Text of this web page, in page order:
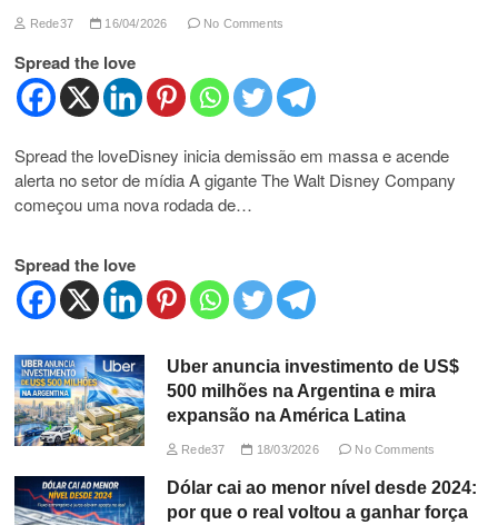
Rede37 16/04/2026 No Comments
Spread the love
Spread the loveDisney inicia demissão em massa e acende
alerta no setor de mídia A gigante The Walt Disney Company
começou uma nova rodada de…
Spread the love
Uber anuncia investimento de US$
500 milhões na Argentina e mira
expansão na América Latina
Rede37 18/03/2026 No Comments
Dólar cai ao menor nível desde 2024:
por que o real voltou a ganhar força